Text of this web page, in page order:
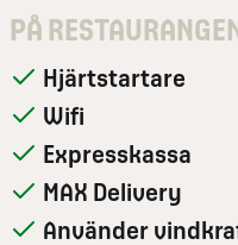
PÅ
Hjärtstartare
Wifi
Expresskassa
MAX Delivery
Använder